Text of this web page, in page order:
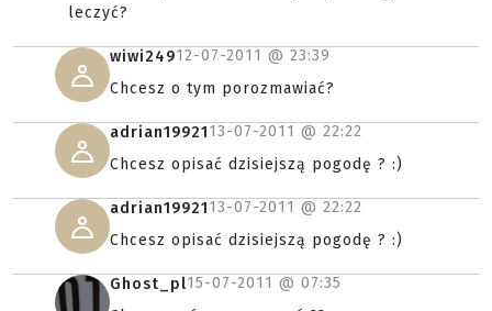
leczyć?
wiwi24912-07-2011 @ 23:39
Chcesz o tym porozmawiać?
adrian1992113-07-2011 @ 22:22
Chcesz opisać dzisiejszą pogodę ? :)
adrian1992113-07-2011 @ 22:22
Chcesz opisać dzisiejszą pogodę ? :)
Ghost_pl15-07-2011 @ 07:35